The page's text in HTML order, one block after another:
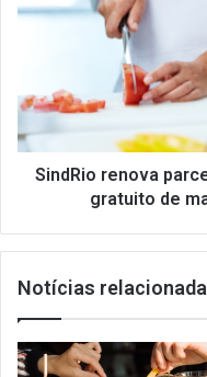
parceria
oferece
gratuito
manipulação
SindRio renova
gratuito de
Notícias